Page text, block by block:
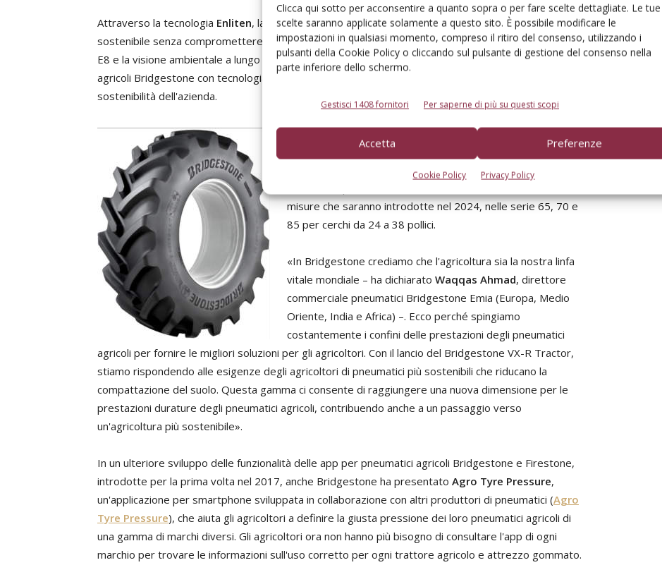
Clicca qui sotto per acconsentire a quanto sopra o per fare scelte dettagliate. Le tue
scelte saranno applicate solamente a questo sito. È possibile modificare le
impostazioni in qualsiasi momento, compreso il ritiro del consenso, utilizzando i
pulsanti della Cookie Policy o cliccando sul pulsante di gestione del consenso nella
parte inferiore dello schermo.
Gestisci 1408 fornitori Per saperne di più su questi scopi
Accetta Preferenze
Cookie Policy Privacy Policy
Attraverso la tecnologia Enliten, la gamma VX-R Tractor avvicina gli agricoltori a un'agricoltura più
sostenibile senza compromettere le prestazioni degli pneumatici. In linea con l'impegno Bridgestone
E8 e la visione ambientale a lungo termine dell'azienda, il VX-R Tractor, la prima gamma di pneumatici
agricoli Bridgestone con tecnologia Enliten, è stato progettato per supportare l'impegno di
sostenibilità dell'azienda.
Sviluppata e prodotta in Europa, la gamma VX-R Tractor può
essere montata su qualsiasi trattore e abbinata a qualsiasi
marchio. Gli pneumatici hanno una specifica di 1,6 bar e
misure che saranno introdotte nel 2024, nelle serie 65, 70 e
85 per cerchi da 24 a 38 pollici.
«In Bridgestone crediamo che l'agricoltura sia la nostra linfa
vitale mondiale – ha dichiarato Waqqas Ahmad, direttore
commerciale pneumatici Bridgestone Emia (Europa, Medio
Oriente, India e Africa) –. Ecco perché spingiamo
costantemente i confini delle prestazioni degli pneumatici
agricoli per fornire le migliori soluzioni per gli agricoltori. Con il lancio del Bridgestone VX-R Tractor,
stiamo rispondendo alle esigenze degli agricoltori di pneumatici più sostenibili che riducano la
compattazione del suolo. Questa gamma ci consente di raggiungere una nuova dimensione per le
prestazioni durature degli pneumatici agricoli, contribuendo anche a un passaggio verso
un'agricoltura più sostenibile».
In un ulteriore sviluppo delle funzionalità delle app per pneumatici agricoli Bridgestone e Firestone,
introdotte per la prima volta nel 2017, anche Bridgestone ha presentato Agro Tyre Pressure,
un'applicazione per smartphone sviluppata in collaborazione con altri produttori di pneumatici (Agro
Tyre Pressure), che aiuta gli agricoltori a definire la giusta pressione dei loro pneumatici agricoli di
una gamma di marchi diversi. Gli agricoltori ora non hanno più bisogno di consultare l'app di ogni
marchio per trovare le informazioni sull'uso corretto per ogni trattore agricolo e attrezzo gommato.